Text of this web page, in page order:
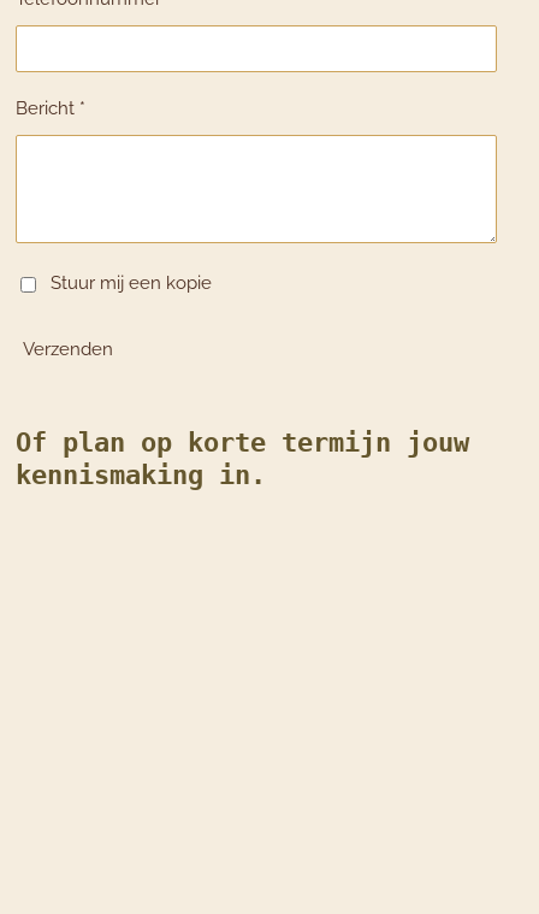
Bericht *
Stuur mij een kopie
Verzenden
Of plan op korte termijn jouw
kennismaking in.